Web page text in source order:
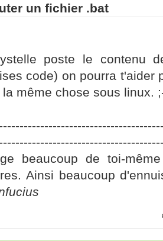
un fichier .bat
poste le contenu
code) on pourra t'aider
la même chose sous linux.
beaucoup de toi-
Ainsi beaucoup